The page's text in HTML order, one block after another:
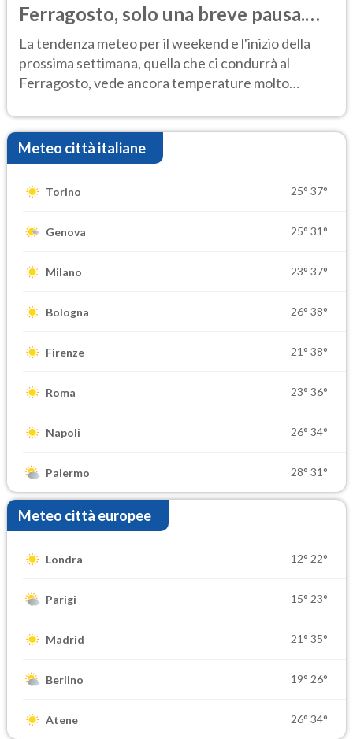
Ferragosto, solo una breve pausa.
Ecco dove
La tendenza meteo per il weekend e l'inizio della
prossima settimana, quella che ci condurrà al
Ferragosto, vede ancora temperature molto
Meteo città italiane
Torino 25° 37°
Genova 25° 31°
Milano 23° 37°
Bologna 26° 38°
Firenze 21° 38°
Roma 23° 36°
Napoli 26° 34°
Palermo 28° 31°
Meteo città europee
Londra 12° 22°
Parigi 15° 23°
Madrid 21° 35°
Berlino 19° 26°
Atene 26° 34°